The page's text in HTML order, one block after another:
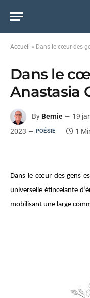
Accueil » Dans le cœur des
Dans le
Anastasia
By Bernie 19
2023
POÉSIE 1
Dans le cœur des gens
universelle étincelante
mobilisant une large